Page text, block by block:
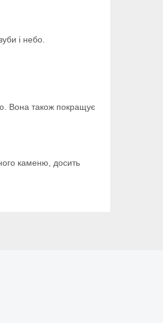
і небо.
Вона також покращує
каменю, досить